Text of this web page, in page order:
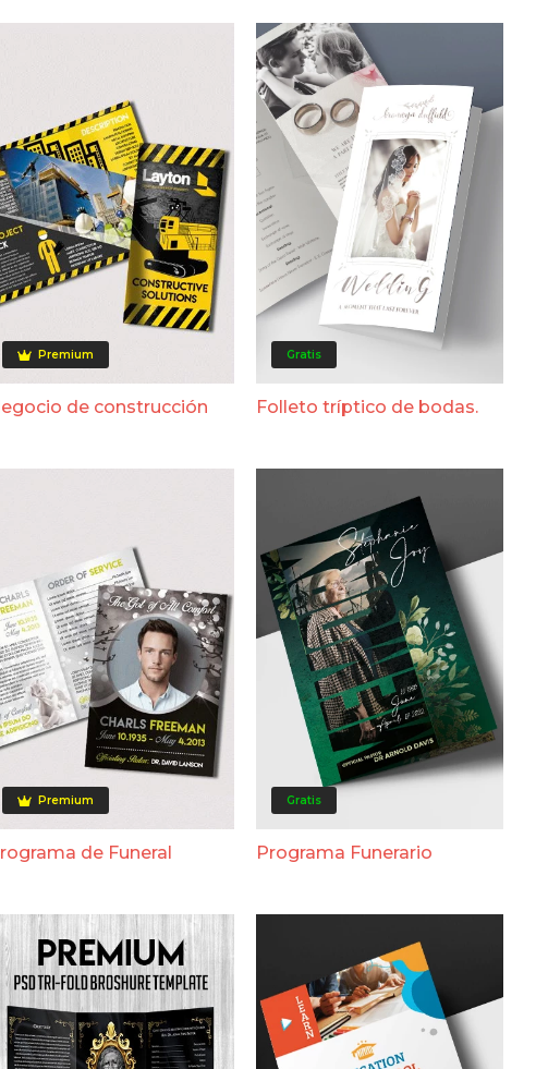
Premium
de construcción
Gratis
Folleto tríptico de bodas.
Premium
de Funeral
Gratis
Programa Funerario